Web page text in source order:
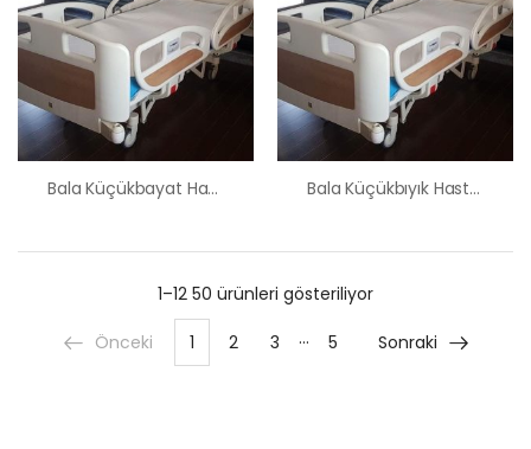
Bala Küçükbayat Hasta Karyolası Satış Kiralama Fiyatı Bala Küçükbıyık Hasta Karyolası Satış Kiralama Fiyatı
1–12 50 ürünleri gösteriliyor
Önceki 1 2 3 … 5 Sonraki